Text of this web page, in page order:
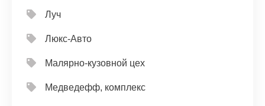
Луч
Люкс-Авто
Малярно-кузовной цех
Медведефф, комплекс